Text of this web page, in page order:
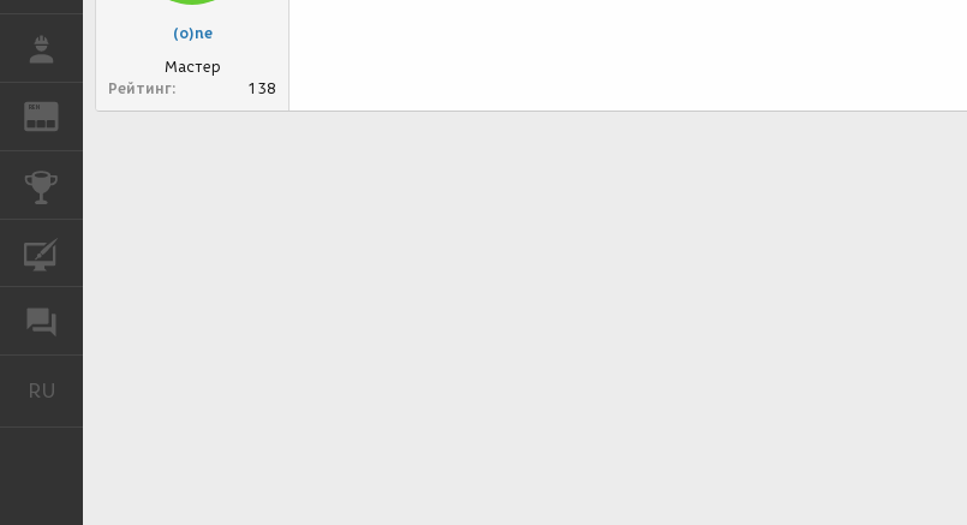
REN ЖУРНАЛ
RU
(o)ne
Мастер
Рейтинг
138